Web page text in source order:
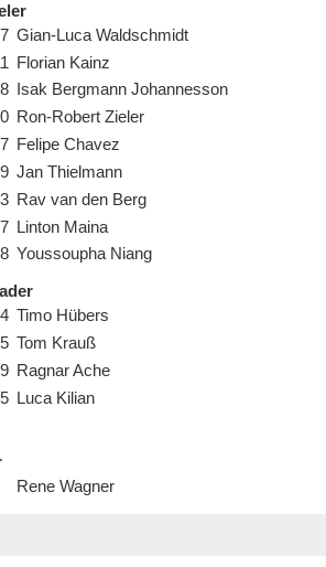
7 Gian-Luca Waldschmidt
Florian Kainz
Isak Bergmann Johannesson
Ron-Robert Zieler
Felipe Chavez
Jan Thielmann
Rav van den Berg
Linton Maina
Youssoupha Niang
4 Timo Hübers
5 Tom Krauß
9 Ragnar Ache
Luca Kilian
Rene Wagner